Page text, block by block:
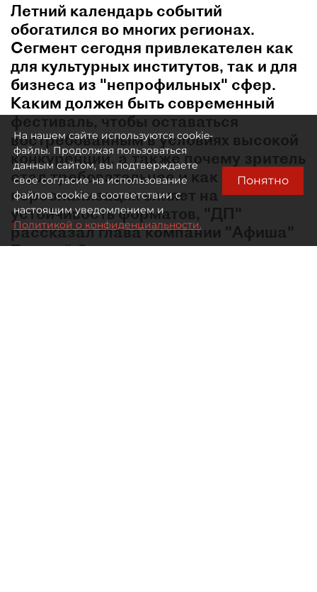
Летний календарь событий
обогатился во многих регионах.
Сегмент сегодня привлекателен как
для культурных институтов, так и для
бизнеса из "непрофильных" сфер.
Каким должен быть современный
фестиваль, чтобы оставаться
востребованным в условиях высокой
конкуренции, а также почему зритель
стал требовательнее и как
персонализация влияет на
устойчивость форматов, "ДП"
рассказал глава компании "Афиша"
Евгений Сидоров.
На нашем сайте используются cookie-
файлы. Продолжая пользоваться
данным сайтом, вы подтверждаете
свое согласие на использование
файлов cookie в соответствии с
настоящим уведомлением и
Политикой о конфиденциальности.
Понятно